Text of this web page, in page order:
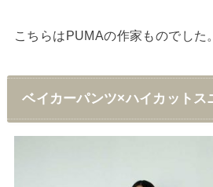
こちらはPUMAの作家ものでした。
ベイカーパンツ×ハイカットス